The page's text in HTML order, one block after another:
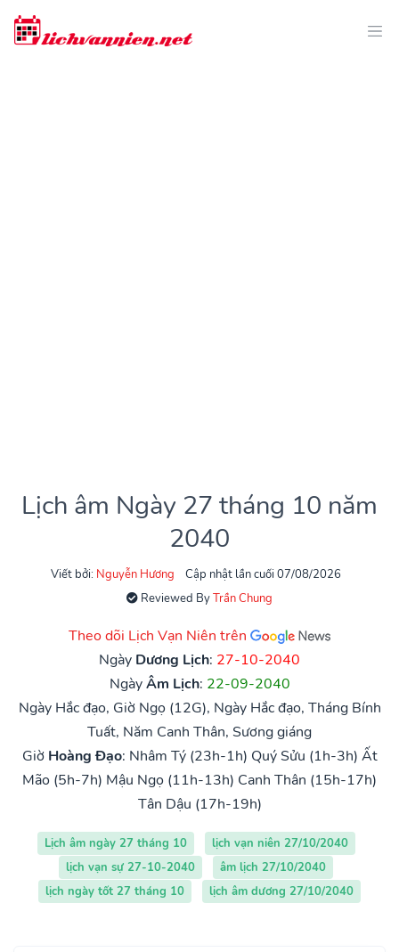
Lịch âm Ngày 27 tháng 10 năm
2040
Viết bởi: Nguyễn Hương
Cập nhật lần cuối 07/08/2026
Reviewed ByTrần Chung
Theo dõi Lịch Vạn Niên trên
Ngày Dương Lịch: 27-10-2040
NgàyÂm Lịch: 22-09-2040
Ngày Hắc đạo, Giờ Ngọ (12G), Ngày Hắc đạo, Tháng Bính
Tuất, Năm Canh Thân, Sương giáng
Giờ Hoàng Đạo: Nhâm Tý (23h-1h) Quý Sửu (1h-3h) Ất
Mão (5h-7h) Mậu Ngọ (11h-13h) Canh Thân (15h-17h)
Tân Dậu (17h-19h)
Lịch âm ngày 27 tháng 10
lịch vạn niên 27/10/2040
lịch vạn sự 27-10-2040
âm lịch 27/10/2040
lịch ngày tốt 27 tháng 10
lịch âm dương 27/10/2040